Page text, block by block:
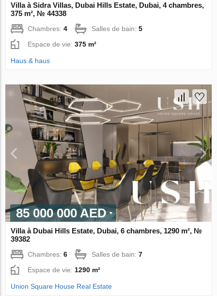
Villa à Sidra Villas, Dubai Hills Estate, Dubai, 4 chambres,
375 m², № 44338
Chambres:4 Salles de bain:5
Espace de vie:375 m²
Haus & haus
85 000 000 AED
Villa à Dubai Hills Estate, Dubai, 6 chambres, 1290 m², №
39382
Chambres:6 Salles de bain:7
Espace de vie:1290 m²
Union Square House Real Estate